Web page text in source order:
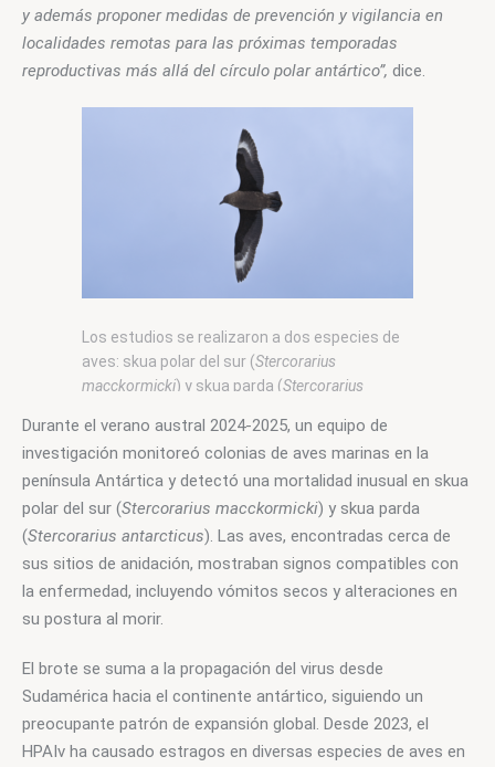
y además proponer medidas de prevención y vigilancia en
localidades remotas para las próximas temporadas
reproductivas más allá del círculo polar antártico”, dice.
Los estudios se realizaron a dos especies de
aves: skua polar del sur (Stercorarius
macckormicki) y skua parda (Stercorarius
posteriores a su período reproductivo.
Durante el verano austral 2024-2025, un equipo de
investigación monitoreó colonias de aves marinas en la
península Antártica y detectó una mortalidad inusual en skua
polar del sur (Stercorarius macckormicki) y skua parda
(Stercorarius antarcticus). Las aves, encontradas cerca de
sus sitios de anidación, mostraban signos compatibles con
la enfermedad, incluyendo vómitos secos y alteraciones en
su postura al morir.
El brote se suma a la propagación del virus desde
Sudamérica hacia el continente antártico, siguiendo un
preocupante patrón de expansión global. Desde 2023, el
HPAIv ha causado estragos en diversas especies de aves en